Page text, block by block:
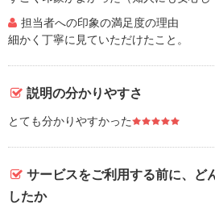
担当者への印象の満足度の理由
細かく丁寧に見ていただけたこと。
説明の分かりやすさ
とても分かりやすかった
サービスをご利用する前に、ど
したか